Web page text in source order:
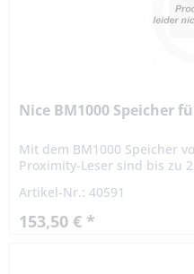
Nice BM1000 Speicher
Mit dem BM1000 Speicher
Proximity-Leser sind bis zu
Artikel-Nr.: 40591
153,50 € *